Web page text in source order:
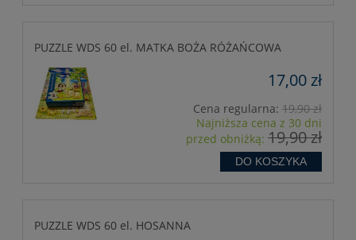
PUZZLE WDS 60 el. MATKA BOŻA RÓŻAŃCOWA
17,00 zł
Cena regularna: 19,90 zł
Najniższa cena z 30 dni
przed obniżką: 19,90 zł
DO KOSZYKA
PUZZLE WDS 60 el. HOSANNA